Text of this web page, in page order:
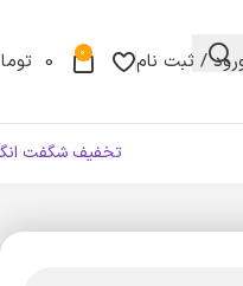
/ ثبت نام 0
0
تخفیف شگفت